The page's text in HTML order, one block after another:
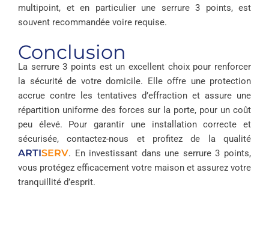
multipoint, et en particulier une serrure 3 points, est
souvent recommandée voire requise.
Conclusion
La serrure 3 points est un excellent choix pour renforcer
la sécurité de votre domicile. Elle offre une protection
accrue contre les tentatives d’effraction et assure une
répartition uniforme des forces sur la porte, pour un coût
peu élevé. Pour garantir une installation correcte et
sécurisée, contactez-nous et profitez de la qualité
ARTISERV. En investissant dans une serrure 3 points,
vous protégez efficacement votre maison et assurez votre
tranquillité d’esprit.